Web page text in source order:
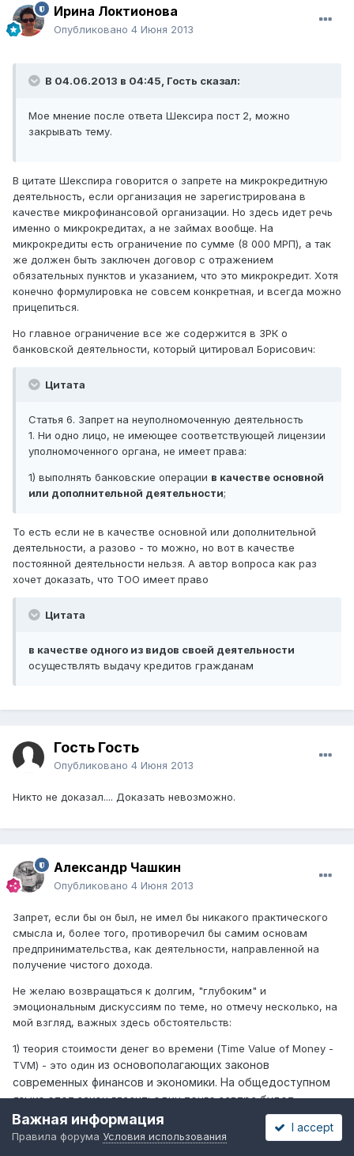
Ирина Локтионова
Опубликовано 4 Июня 2013
В 04.06.2013 в 04:45, Гость сказал:
Мое мнение после ответа Шексира пост 2, можно
закрывать тему.
В цитате Шекспира говорится о запрете на микрокредитную
деятельность, если организация не зарегистрирована в
качестве микрофинансовой организации. Но здесь идет речь
именно о микрокредитах, а не займах вообще. На
микрокредиты есть ограничение по сумме (8 000 МРП), а так
же должен быть заключен договор с отражением
обязательных пунктов и указанием, что это микрокредит. Хотя
конечно формулировка не совсем конкретная, и всегда можно
прицепиться.
Но главное ограничение все же содержится в ЗРК о
банковской деятельности, который цитировал Борисович:
Цитата
Статья 6. Запрет на неуполномоченную деятельность
1. Ни одно лицо, не имеющее соответствующей лицензии
уполномоченного органа, не имеет права:
1) выполнять банковские операции в качестве основной
или дополнительной деятельности;
То есть если не в качестве основной или дополнительной
деятельности, а разово - то можно, но вот в качестве
постоянной деятельности нельзя. А автор вопроса как раз
хочет доказать, что ТОО имеет право
Цитата
в качестве одного из видов своей деятельности
осуществлять выдачу кредитов гражданам
Гость Гость
Опубликовано 4 Июня 2013
Никто не доказал.... Доказать невозможно.
Александр Чашкин
Опубликовано 4 Июня 2013
Запрет, если бы он был, не имел бы никакого практического
смысла и, более того, противоречил бы самим основам
предпринимательства, как деятельности, направленной на
получение чистого дохода.
Не желаю возвращаться к долгим, "глубоким" и
эмоциональным дискуссиям по теме, но отмечу несколько, на
мой взгляд, важных здесь обстоятельств:
1) теория стоимости денег во времени (Time Value of Money -
TVM) - это один из основополагающих законов
современных финансов и экономики. На общедоступном
языке этот закон гласит: один тенге завтра будет
дешевле одного тенге сегодня.
Вследствие указанного закона предоставление
Важная информация
Правила форума Условия использования
I accept